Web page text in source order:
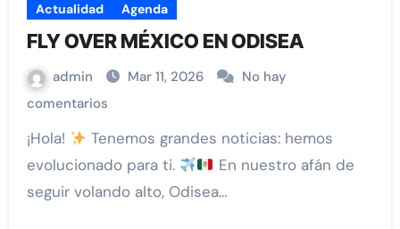
Actualidad Agenda
FLY OVER MÉXICO EN ODISEA
admin Mar 11, 2026
No hay
comentarios
¡Hola!
Tenemos grandes noticias: hemos
evolucionado para ti.
En nuestro afán de
seguir volando alto, Odisea…